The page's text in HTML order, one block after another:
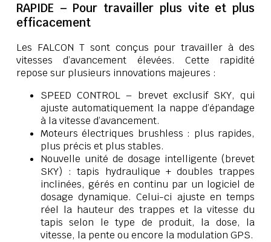
RAPIDE – Pour travailler plus vite et plus
efficacement
Les FALCON T sont conçus pour travailler à des
vitesses d’avancement élevées. Cette rapidité
repose sur plusieurs innovations majeures :
SPEED CONTROL – brevet exclusif SKY, qui
ajuste automatiquement la nappe d’épandage
à la vitesse d’avancement.
Moteurs électriques brushless : plus rapides,
plus précis et plus stables.
Nouvelle unité de dosage intelligente (brevet
SKY) : tapis hydraulique + doubles trappes
inclinées, gérés en continu par un logiciel de
dosage dynamique. Celui-ci ajuste en temps
réel la hauteur des trappes et la vitesse du
tapis selon le type de produit, la dose, la
vitesse, la pente ou encore la modulation GPS.